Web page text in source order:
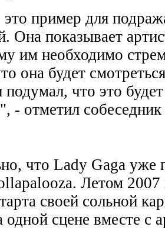
пример для
Она показывает
им необходимо
она будет
подумал, что это
- отметил
что Lady Gaga уже
Летом 2007
своей сольной
одной сцене вместе с